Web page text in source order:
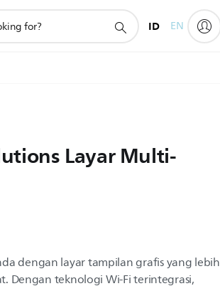
ID EN
Layar Multi-
dengan layar tampilan grafis yang lebih
Dengan teknologi Wi-Fi terintegrasi,